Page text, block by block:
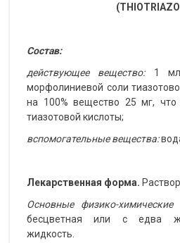
(
Cостав:
действующее вещество:1 мл
морфолиниевой соли
на 100% вещество 25 мг, что
тиазотовой кислоты;
вспомогательные вещества:
Лекарственная форма.
Основные физико-химические
бесцветная или с едва
жидкость.